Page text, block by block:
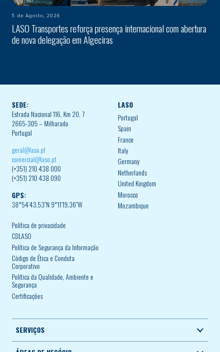
5 de Agosto, 2026
LASO Transportes reforça presença internacional com abertura
de nova delegação em Algeciras
SEDE:
Estrada Nacional 116, Km 20, 7
2665-305 – Milharado
Portugal
geral@laso.pt
comercial@laso.pt
(+351) 210 438 000
(+351) 210 438 090
GPS:
38°54’43.53″N 9°11’19.36″W
Política de privacidade
CDLASO
Política de Segurança da Informação
Código de Ética e Conduta
Corporativo
Política da Qualidade, Ambiente e
Segurança
Certificações
LASO
Portugal
Spain
France
Italy
Germany
Netherlands
United Kingdom
Morocco
Mozambique
SERVIÇOS